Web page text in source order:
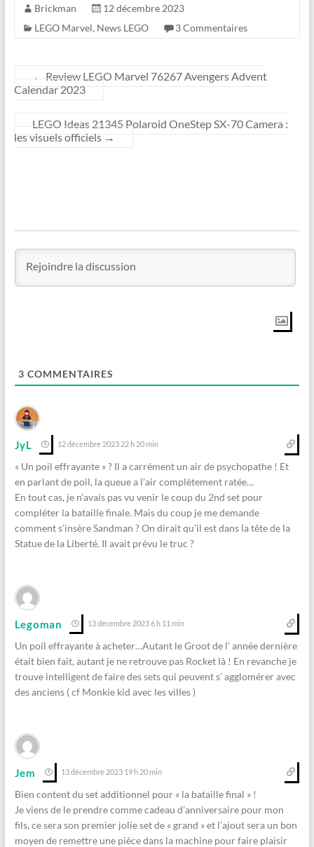
Brickman
12 décembre 2023
LEGO Marvel, News LEGO 3 Commentaires
←
Review LEGO Marvel 76267 Avengers Advent
Calendar 2023
LEGO Ideas 21345 Polaroid OneStep SX-70 Camera :
les visuels officiels →
3 COMMENTAIRES
JyL 12 décembre 2023 22 h 20 min
« Un poil effrayante » ? Il a carrément un air de psychopathe ! Et
en parlant de poil, la queue a l’air complètement ratée…
En tout cas, je n’avais pas vu venir le coup du 2nd set pour
compléter la bataille finale. Mais du coup je me demande
comment s’insère Sandman ? On dirait qu’il est dans la tête de la
Statue de la Liberté. Il avait prévu le truc ?
Legoman 13 décembre 2023 6 h 11 min
Un poil effrayante à acheter…Autant le Groot de l’ année dernière
était bien fait, autant je ne retrouve pas Rocket là ! En revanche je
trouve intelligent de faire des sets qui peuvent s’ agglomérer avec
des anciens ( cf Monkie kid avec les villes )
Jem 13 décembre 2023 19 h 20 min
Bien content du set additionnel pour « la bataille final » !
Je viens de le prendre comme cadeau d’anniversaire pour mon
fils, ce sera son premier jolie set de « grand » et l’ajout sera un bon
moyen de remettre une pièce dans la machine pour faire plaisir